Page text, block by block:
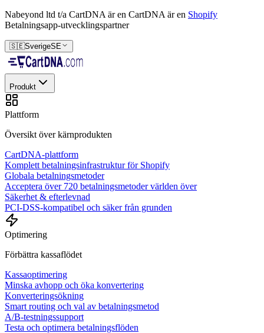
Nabeyond ltd t/a CartDNA är en CartDNA är en Shopify
Betalningsapp-utvecklingspartner
🇸🇪SverigeSE
Produkt
Plattform
Översikt över kärnprodukten
CartDNA-plattform
Komplett betalningsinfrastruktur för Shopify
Globala betalningsmetoder
Acceptera över 720 betalningsmetoder världen över
Säkerhet & efterlevnad
PCI-DSS-kompatibel och säker från grunden
Optimering
Förbättra kassaflödet
Kassaoptimering
Minska avhopp och öka konvertering
Konverteringsökning
Smart routing och val av betalningsmetod
A/B-testningssupport
Testa och optimera betalningsflöden